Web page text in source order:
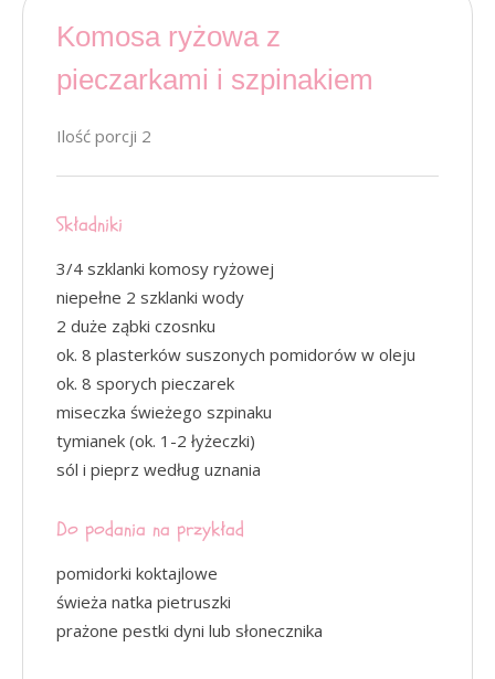
Komosa ryżowa z
pieczarkami i szpinakiem
Ilość porcji 2
Składniki
3/4 szklanki komosy ryżowej
niepełne 2 szklanki wody
2 duże ząbki czosnku
ok. 8 plasterków suszonych pomidorów w oleju
ok. 8 sporych pieczarek
miseczka świeżego szpinaku
tymianek (ok. 1-2 łyżeczki)
sól i pieprz według uznania
Do podania na przykład
pomidorki koktajlowe
świeża natka pietruszki
prażone pestki dyni lub słonecznika